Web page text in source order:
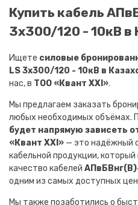
Купить кабель
3х300/120 - 10кВ в
Ищете силовые
LS 3х300/120 - 10кВ в
нас, в ТОО «Квант XXI».
Мы предлагаем заказать
любых необходимых объёмах.
будет напрямую зависеть
«Квант XXI» — это надёжный
кабельной продукции,
качество кабелей
одним из самых доступных
Мы также позаботились о